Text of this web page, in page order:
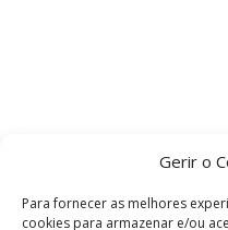
Gerir o
Para fornecer as melhores
cookies para armazenar e/ou